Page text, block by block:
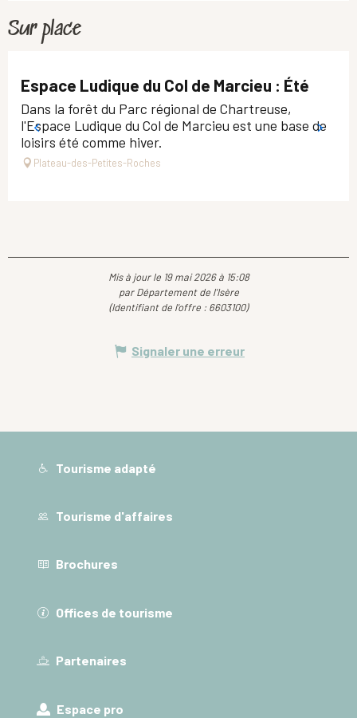
Sur place
Espace Ludique du Col de Marcieu : Été
Dans la forêt du Parc régional de Chartreuse,
l'Espace Ludique du Col de Marcieu est une base de
loisirs été comme hiver.
Plateau-des-Petites-Roches
Mis à jour le 19 mai 2026 à 15:08
par Département de l'Isère
(Identifiant de l'offre : 6603100)
Signaler une erreur
Tourisme adapté
Tourisme d'affaires
Brochures
Offices de tourisme
Partenaires
Espace pro